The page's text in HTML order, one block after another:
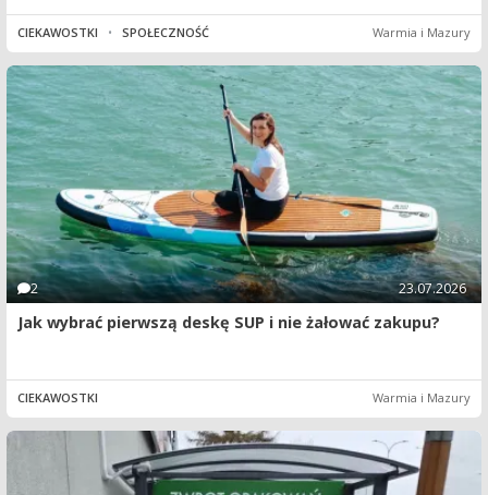
CIEKAWOSTKI • SPOŁECZNOŚĆ Warmia i Mazury
2 23.07.2026
Jak wybrać pierwszą deskę SUP i nie żałować zakupu?
CIEKAWOSTKI Warmia i Mazury